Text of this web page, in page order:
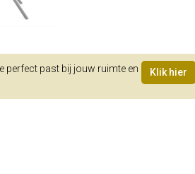
perfect past bij jouw ruimte en
Klik hier